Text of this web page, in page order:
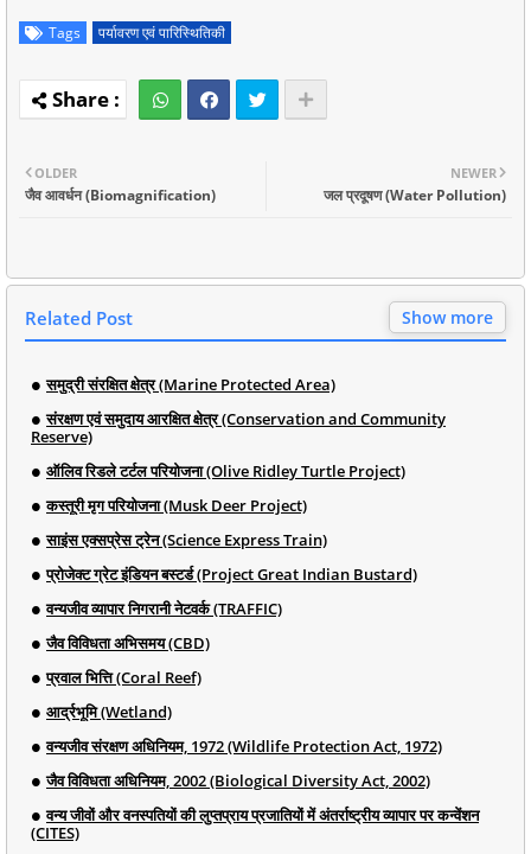
Tags पर्यावरण एवं पारिस्थितिकी
NEWER
जल प्रदूषण (Water Pollution)
OLDER
जैव आवर्धन (Biomagnification)
Related Post Show more
समुद्री संरक्षित क्षेत्र (Marine Protected Area)
संरक्षण एवं समुदाय आरक्षित क्षेत्र (Conservation and Community
Reserve)
ऑलिव रिडले टर्टल परियोजना (Olive Ridley Turtle Project)
कस्तूरी मृग परियोजना (Musk Deer Project)
साइंस एक्सप्रेस ट्रेन (Science Express Train)
प्रोजेक्ट ग्रेट इंडियन बस्टर्ड (Project Great Indian Bustard)
वन्यजीव व्यापार निगरानी नेटवर्क (TRAFFIC)
जैव विविधता अभिसमय (CBD)
प्रवाल भित्ति (Coral Reef)
आर्द्रभूमि (Wetland)
वन्यजीव संरक्षण अधिनियम, 1972 (Wildlife Protection Act, 1972)
जैव विविधता अधिनियम, 2002 (Biological Diversity Act, 2002)
वन्य जीवों और वनस्पतियों की लुप्तप्राय प्रजातियों में अंतर्राष्ट्रीय व्यापार पर कन्वेंशन
(CITES)